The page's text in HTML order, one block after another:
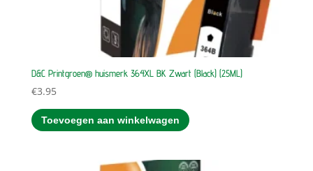
D&C Printgroen® huismerk 364XL BK Zwart (Black) (25ML)
€3.95
Toevoegen aan winkelwagen